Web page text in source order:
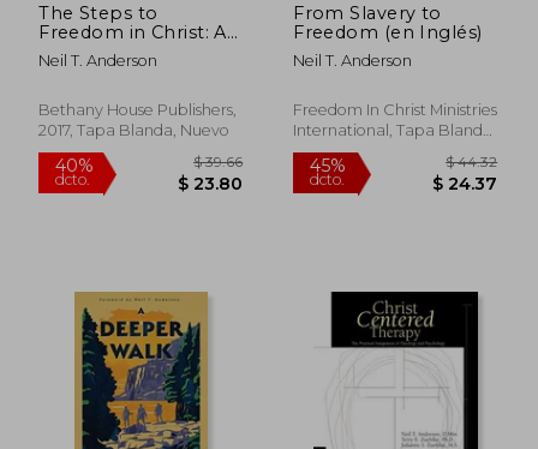
The Steps to
Freedom in Christ: A
Biblical Guide to Help
you Resolve Personal
and Become a
Fruitful Disciple of
Neil T. Anderson
Bethany House Publishers,
2017, Tapa Blanda, Nuevo
From Slavery to
Freedom (en Inglés)
Neil T. Anderson
Freedom In Christ Ministries
International, Tapa Blanda,
Nuevo